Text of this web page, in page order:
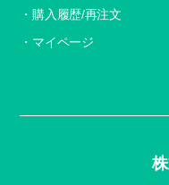
購入履歴/再注文
マイページ